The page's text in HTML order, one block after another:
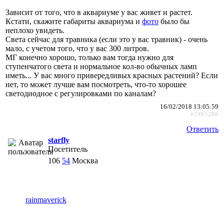
Зависит от того, что в аквариуме у вас живет и растет.
Кстати, скажите габариты аквариума и фото было бы
неплохо увидеть.
Света сейчас для травника (если это у вас травник) - очень
мало, с учетом того, что у вас 300 литров.
МГ конечно хорошо, только вам тогда нужно для
ступенчатого света и нормальное кол-во обычных ламп
иметь... У вас много привередливых красных растений? Если
нет, то может лучше вам посмотреть, что-то хорошее
светодиодное с регулировками по каналам?
16/02/2018 13:05:59
#2465288
Ответить
starfly
Посетитель
106 54 Москва
rainmaverick